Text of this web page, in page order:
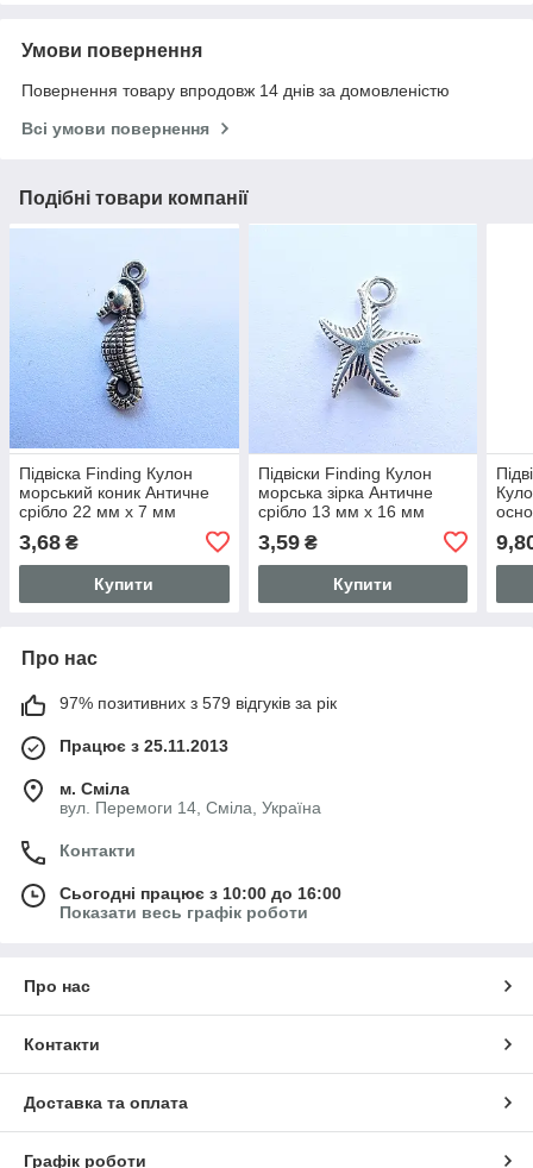
Умови повернення
Повернення товару впродовж 14 днів за домовленістю
Всі умови повернення
Подібні товари компанії
Підвіска Finding Кулон
морський коник Античне
срібло 22 мм x 7 мм
3,68 ₴
Купити
Підвіски Finding Кулон
морська зірка Античне
срібло 13 мм x 16 мм
3,59₴
Купити
Про нас
97% позитивних з 579 відгуків за рік
Працює з 25.11.2013
м. Сміла
вул. Перемоги 14, Сміла, Україна
Контакти
Сьогодні працює з 10:00 до 16:00
Показати весь графік роботи
Про нас
Контакти
Доставка та оплата
Графік роботи